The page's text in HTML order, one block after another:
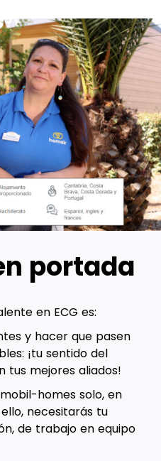
portada
en ECG es:
y hacer que pasen
¡tu sentido del
tus mejores aliados!
homes solo, en
necesitarás tu
de trabajo en equipo